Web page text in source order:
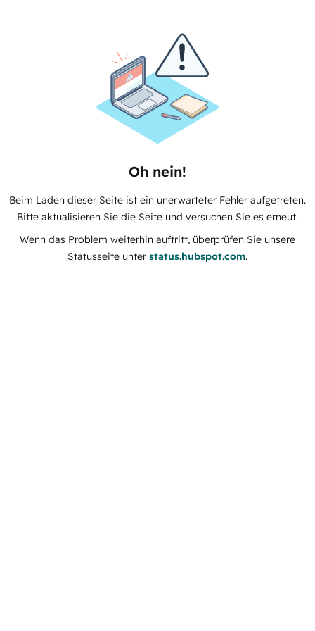
Oh nein!
Beim Laden dieser Seite ist ein unerwarteter Fehler aufgetreten.
Bitte aktualisieren Sie die Seite und versuchen Sie es erneut.
Wenn das Problem weiterhin auftritt, überprüfen Sie unsere
Statusseite unter status.hubspot.com.